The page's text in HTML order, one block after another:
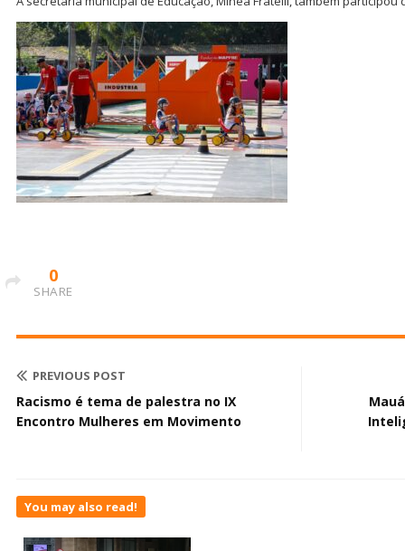
0
SHARE
PREVIOUS POST
Racismo é tema de palestra no IX
Encontro Mulheres em Movimento
You may also read!